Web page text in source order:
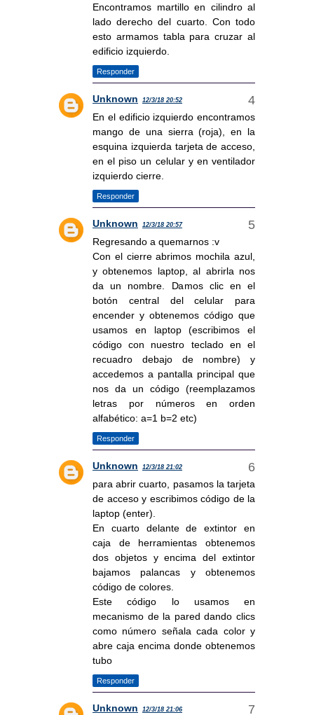
Encontramos martillo en cilindro al
lado derecho del cuarto. Con todo
esto armamos tabla para cruzar al
edificio izquierdo.
Responder
Unknown 12/3/18 20:52
En el edificio izquierdo encontramos
mango de una sierra (roja), en la
esquina izquierda tarjeta de acceso,
en el piso un celular y en ventilador
izquierdo cierre.
Responder
Unknown 12/3/18 20:57
Regresando a quemarnos :v
Con el cierre abrimos mochila azul,
y obtenemos laptop, al abrirla nos
da un nombre. Damos clic en el
botón central del celular para
encender y obtenemos código que
usamos en laptop (escribimos el
código con nuestro teclado en el
recuadro debajo de nombre) y
accedemos a pantalla principal que
nos da un código (reemplazamos
letras por números en orden
alfabético: a=1 b=2 etc)
Responder
Unknown 12/3/18 21:02
para abrir cuarto, pasamos la tarjeta
de acceso y escribimos código de la
laptop (enter).
En cuarto delante de extintor en
caja de herramientas obtenemos
dos objetos y encima del extintor
bajamos palancas y obtenemos
código de colores.
Este código lo usamos en
mecanismo de la pared dando clics
como número señala cada color y
abre caja encima donde obtenemos
tubo
Responder
Unknown 12/3/18 21:06